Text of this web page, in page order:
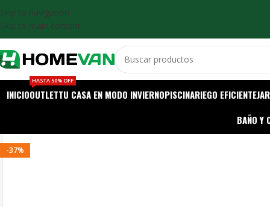
Skip to navigation
Skip to main content
INICIOOUTLET
HASTA 50% OFF
TU CASA EN MODO INVIERNOPISCINARIEGO EFICIENTE
BAÑO Y
-37%